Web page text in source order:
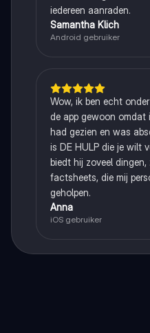
iedereen aanraden.
Samantha Klich
Android gebruiker
Wow, ik ben echt
de app gewoon omdat
had gezien en was
is DE HULP die je wilt
biedt hij zoveel
factsheets, die mij
geholpen.
Anna
iOS gebruiker